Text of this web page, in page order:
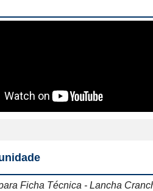
Ficha Técnica - Lancha